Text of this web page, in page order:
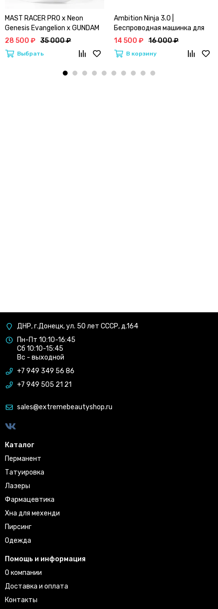
MAST RACER PRO x Neon
Genesis Evangelion x GUNDAM
(4.2) | Лимитированная серия
28 500 ₽ 35 000 ₽
Выбрать
Ambition Ninja 3.0 |
Беспроводная машинка для
тату и перманентного
14 500 ₽ 16 000 ₽
В корзину
ДНР, г.Донецк, ул. 50 лет СССР, д.164
Пн-Пт 10:10-16:45
Сб 10:10-15:45
Вс - выходной
+7 949 349 56 86
+7 949 505 21 21
sales@extremebeautyshop.ru
Каталог
Перманент
Татуировка
Лазеры
Фармацевтика
Хна для мехенди
Пирсинг
Одежда
Помощь и информация
О компании
Доставка и оплата
Контакты